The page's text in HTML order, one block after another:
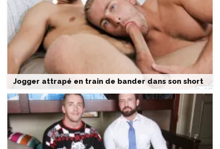
Jogger attrapé en train de bander dans son short